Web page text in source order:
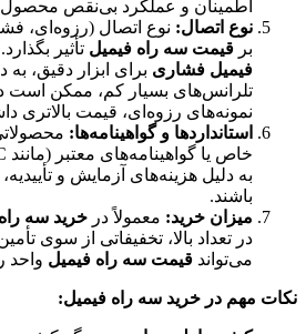
اطمینان و عملکرد بی‌نقص
نوع اتصال: نوع اتصال (رزوه‌ای،
بر قیمت سه راه فیمیل تأثیر
فیمیل فشاری برای ابزار دقیق،
تلرانس‌های بسیار کم، ممکن است
نمونه‌های رزوه‌ای، قیمت بالاتری
استانداردها و گواهینامه‌ها:
به دلیل هزینه‌های آزمایش و
باشند.
میزان خرید: معمولاً در خرید سه
در تعداد بالا، تخفیفاتی از سوی
می‌تواند قیمت سه راه فیمیل واحد
نکات مهم در خرید سه راه فیمیل: